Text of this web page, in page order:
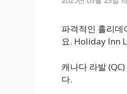
파격적인 홀리데
요. Holiday Inn
캐나다 라발
다.